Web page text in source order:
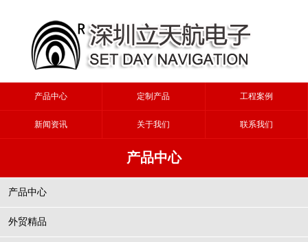
产品中心 定制产品 工程案例
新闻资讯 关于我们 联系我们
产品中心
产品中心
外贸精品